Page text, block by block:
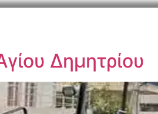
Δημητρίου